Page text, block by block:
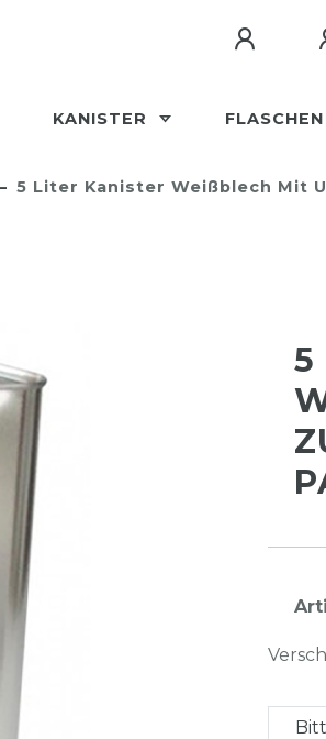
KANISTER FLASCHEN
5 Liter Kanister Weißblech Mit
5